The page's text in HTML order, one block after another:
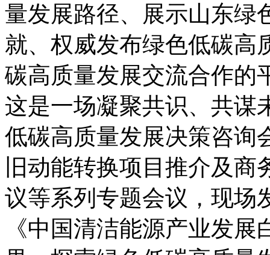
量发展路径、展示山东绿
就、权威发布绿色低碳高
碳高质量发展交流合作的
这是一场凝聚共识、共谋
低碳高质量发展决策咨询
旧动能转换项目推介及
议等系列专题会议，现场
《中国清洁能源产业发